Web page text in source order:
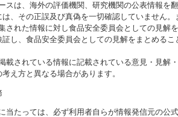
スは、海外の評価機関、研究機関の公表情報を
、その正誤及び真偽を一切確認していません
された情報に対し食品安全委員会としての見解
し、食品安全委員会としての見解をまとめる
載されている情報に記載されている意見・見解
え方と異なる場合があります。
当たっては、必ず利用者自らが情報発信元の公